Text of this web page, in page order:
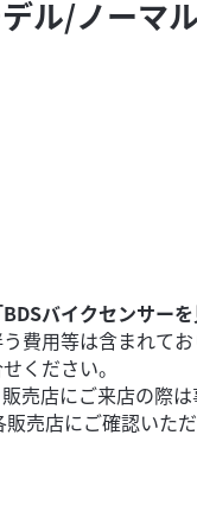
ングまで幅広く楽
ル/ノーマ
バイクセンサーを
費用等は含まれてお
ください。
売店にご来店の際
売店にご確認いた